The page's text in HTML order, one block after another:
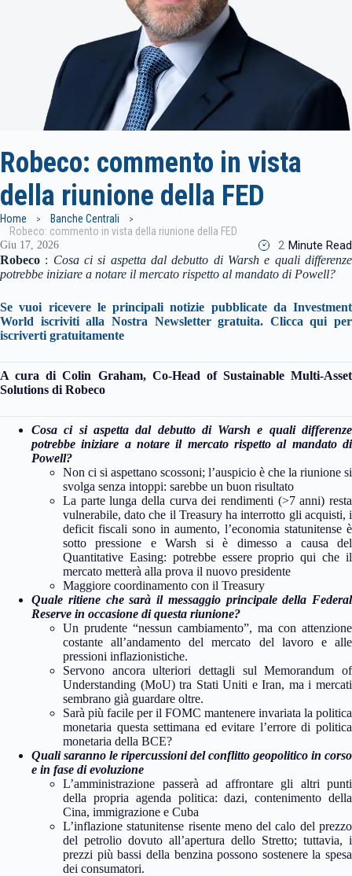
Robeco: commento in vista
della riunione della FED
Home
Banche Centrali
Robeco: commento in vista della riunione della FED
Giu 17, 2026 2 Minute Read
Robeco : Cosa ci si aspetta dal debutto di Warsh e quali differenze
potrebbe iniziare a notare il mercato rispetto al mandato di Powell?
Se vuoi ricevere le principali notizie pubblicate da Investment
World iscriviti alla Nostra Newsletter gratuita. Clicca qui per
iscriverti gratuitamente
A cura di Colin Graham, Co-Head of Sustainable Multi-Asset
Solutions di Robeco
Cosa ci si aspetta dal debutto di Warsh e quali differenze
potrebbe iniziare a notare il mercato rispetto al mandato di
Powell?
Non ci si aspettano scossoni; l’auspicio è che la riunione si
svolga senza intoppi: sarebbe un buon risultato
La parte lunga della curva dei rendimenti (>7 anni) resta
vulnerabile, dato che il Treasury ha interrotto gli acquisti, i
deficit fiscali sono in aumento, l’economia statunitense è
sotto pressione e Warsh si è dimesso a causa del
Quantitative Easing: potrebbe essere proprio qui che il
mercato metterà alla prova il nuovo presidente
Maggiore coordinamento con il Treasury
Quale ritiene che sarà il messaggio principale della Federal
Reserve in occasione di questa riunione?
Un prudente “nessun cambiamento”, ma con attenzione
costante all’andamento del mercato del lavoro e alle
pressioni inflazionistiche.
Servono ancora ulteriori dettagli sul Memorandum of
Understanding (MoU) tra Stati Uniti e Iran, ma i mercati
sembrano già guardare oltre.
Sarà più facile per il FOMC mantenere invariata la politica
monetaria questa settimana ed evitare l’errore di politica
monetaria della BCE?
Quali saranno le ripercussioni del conflitto geopolitico in corso
e in fase di evoluzione
L’amministrazione passerà ad affrontare gli altri punti
della propria agenda politica: dazi, contenimento della
Cina, immigrazione e Cuba
L’inflazione statunitense risente meno del calo del prezzo
del petrolio dovuto all’apertura dello Stretto; tuttavia, i
prezzi più bassi della benzina possono sostenere la spesa
dei consumatori.